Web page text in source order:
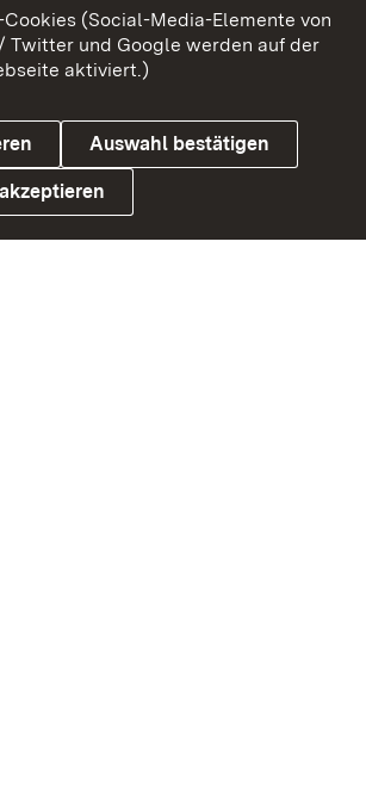
Barrierefreiheit
Cookies
(Social-Media-Elemente von
Twitter und Google werden auf der
aktiviert.)
Auswahl bestätigen